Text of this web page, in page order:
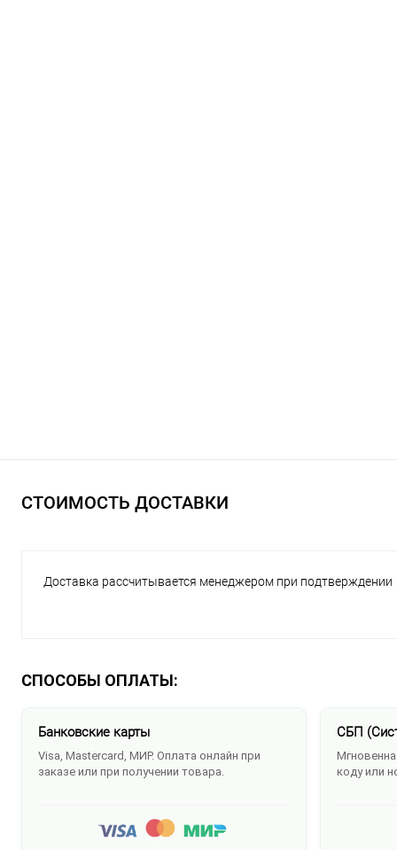
СТОИМОСТЬ ДОСТАВКИ
Доставка рассчитывается менеджером при подтверждении
СПОСОБЫ ОПЛАТЫ:
Банковские карты
Visa, Mastercard, МИР. Оплата онлайн при
заказе или при получении товара.
СБП
коду или